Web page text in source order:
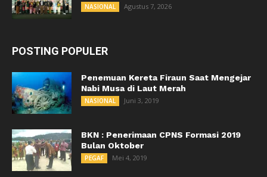
NASIONAL Agustus 7, 2026
POSTING POPULER
Penemuan Kereta Firaun Saat Mengejar
Nabi Musa di Laut Merah
NASIONAL Juni 3, 2019
BKN : Penerimaan CPNS Formasi 2019
Bulan Oktober
PEGAF Mei 4, 2019